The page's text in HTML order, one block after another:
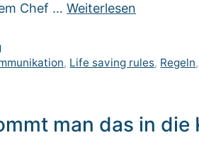
Chef … Weiterlesen
, Life saving rules, Regeln,
man das in die